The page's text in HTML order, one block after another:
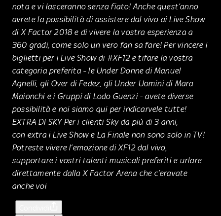
nota e vi lasceranno senza fiato! Anche quest’anno
avrete la possibilità di assistere dal vivo ai Live Show
di X Factor 2018 e di vivere la vostra esperienza a
360 gradi, come solo un vero fan sa fare! Per vincere i
biglietti per i Live Show di #XF12 e tifare la vostra
categoria preferita - le Under Donne di Manuel
Agnelli, gli Over di Fedez, gli Under Uomini di Mara
Maionchi e i Gruppi di Lodo Guenzi - avete diverse
possibilità e noi siamo qui per indicarvele tutte!
EXTRA DI SKY Per i clienti Sky da più di 3 anni,
con extra i Live Show e La Finale non sono solo in TV!
Potreste vivere l’emozione di XF12 dal vivo,
supportare i vostri talenti musicali preferiti e urlare
direttamente dalla X Factor Arena che c’eravate
anche voi